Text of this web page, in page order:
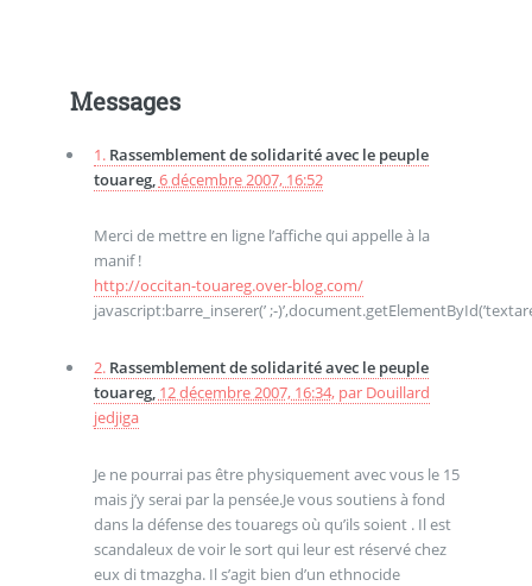
Messages
1. Rassemblement de solidarité avec le peuple
touareg,6 décembre 2007, 16:52
Merci de mettre en ligne l’affiche qui appelle à la
manif !
http://occitan-touareg.over-blog.com/
javascript:barre_inserer(’ ;-
2. Rassemblement de solidarité avec le peuple
touareg, 12 décembre 2007, 16:34, par Douillard
jedjiga
Je ne pourrai pas être physiquement avec vous le 15
mais j’y serai par la pensée.Je vous soutiens à fond
dans la défense des touaregs où qu’ils soient . Il est
scandaleux de voir le sort qui leur est réservé chez
eux di tmazgha. Il s’agit bien d’un ethnocide